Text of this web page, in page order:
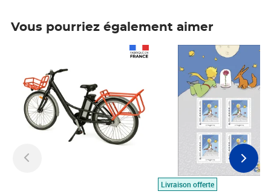
Vous pourriez également aimer
Livraison offerte
Prix 7,50€